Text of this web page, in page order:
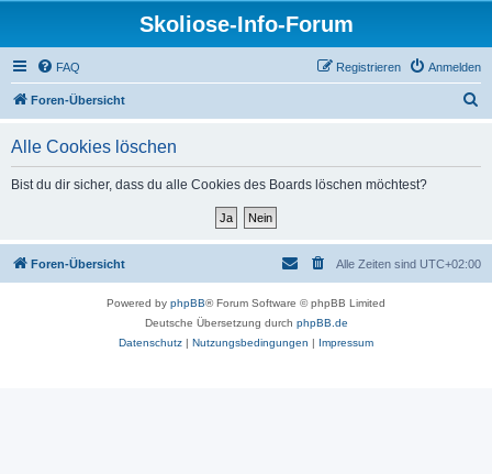
Skoliose-Info-Forum
FAQ Anmelden
Registrieren
Foren-Übersicht
Alle Cookies löschen
Bist du dir sicher, dass du alle Cookies des Boards löschen möchtest?
Foren-Übersicht Alle Zeiten sind UTC+02:00
Powered by phpBB® Forum Software © phpBB Limited
Deutsche Übersetzung durch phpBB.de
Datenschutz | Nutzungsbedingungen | Impressum